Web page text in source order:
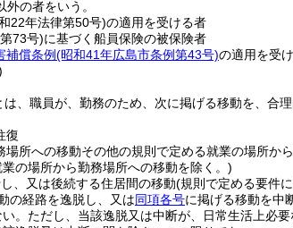
の者をいう。
22年法律第50号)の適用を受ける者
73号)に基づく船員保険の被保険者
補償条例(昭和41年広島市条例第43号)の適用を受
は、職員が、勤務のため、次に掲げる移動を、合
復
場所への移動その他の規則で定める就業の場所か
の場所から勤務場所への移動を除く。)
、又は後続する住居間の移動(規則で定める要件
の経路を逸脱し、又は同項各号に掲げる移動を中
。 ただし、当該逸脱又は中断が、日常生活上必